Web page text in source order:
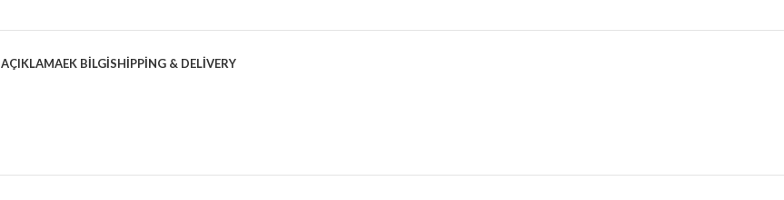
AÇIKLAMAEK BILGISHIPPING & DELIVERY